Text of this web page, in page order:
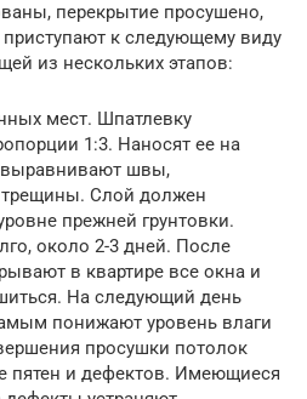
перекрытие просушено,
к следующему виду
из нескольких этапов:
мест. Шпатлевку
1:3. Наносят ее на
выравнивают швы,
Слой должен
прежней грунтовки.
около 2-3 дней. После
в квартире все окна и
На следующий день
понижают уровень влаги
просушки потолок
пятен и дефектов. Имеющиеся